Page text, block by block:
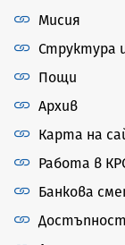
Мисия
Структура
Пощи
Архив
Карта на
Работа в
Банкова
Достъпност